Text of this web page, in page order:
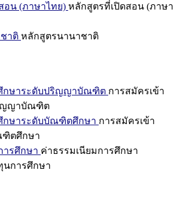
อน (ภาษาไทย) หลักสูตรที่เปิดสอน (ภาษา
าติ หลักสูตรนานาชาติ
กษาระดับปริญญาบัณฑิต การสมัครเข้า
ญญาบัณฑิต
กษาระดับบัณฑิตศึกษา การสมัครเข้า
ฑิตศึกษา
ารศึกษา ค่าธรรมเนียมการศึกษา
นการศึกษา